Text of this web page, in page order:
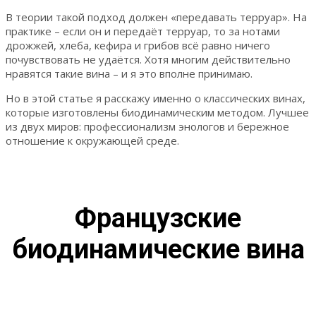
В теории такой подход должен «передавать терруар». На
практике – если он и передаёт терруар, то за нотами
дрожжей, хлеба, кефира и грибов всё равно ничего
почувствовать не удаётся. Хотя многим действительно
нравятся такие вина – и я это вполне принимаю.
Но в этой статье я расскажу именно о классических винах,
которые изготовлены биодинамическим методом. Лучшее
из двух миров: профессионализм энологов и бережное
отношение к окружающей среде.
Французские
биодинамические вина